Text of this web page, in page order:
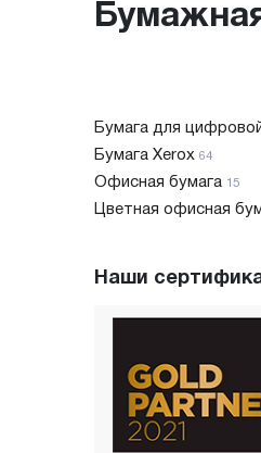
Бумага для
Бумага Xerox 64
Офисная бумага 15
Цветная офисная
Наши